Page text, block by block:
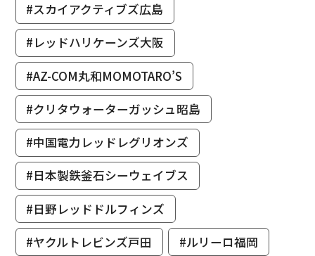
#スカイアクティブズ広島
#レッドハリケーンズ大阪
#AZ-COM丸和MOMOTARO’S
#クリタウォーターガッシュ昭島
#中国電力レッドレグリオンズ
#日本製鉄釜石シーウェイブス
#日野レッドドルフィンズ
#ヤクルトレビンズ戸田
#ルリーロ福岡